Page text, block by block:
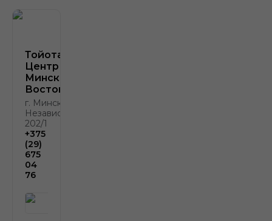
Тойота
Центр
Минск
Восток
г. Минск, пр.
Независимости,
202/1
+375
(29)
675
04
76